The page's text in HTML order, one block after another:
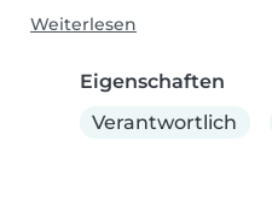
Weiterlesen
Eigenschaften
Verantwortlich